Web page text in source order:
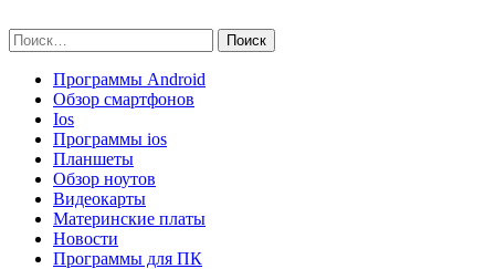
to
content
Найти:
Программы Android
Обзор смартфонов
Ios
Программы ios
Планшеты
Обзор ноутов
Видеокарты
Материнские платы
Новости
Программы для ПК